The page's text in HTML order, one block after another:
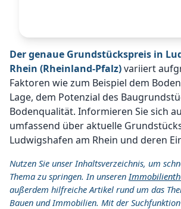
Der genaue Grundstückspreis in
Rhein (Rheinland-Pfalz)variiert
Faktoren wie zum Beispiel dem
Lage, dem Potenzial des
Bodenqualität. Informieren Sie sich
umfassend über aktuelle
Ludwigshafen am Rhein und deren
Nutzen Sie unser Inhaltsverzeichnis, um
Thema zu springen. In unseren
außerdem hilfreiche Artikel rund um das
Bauen und Immobilien. Mit der